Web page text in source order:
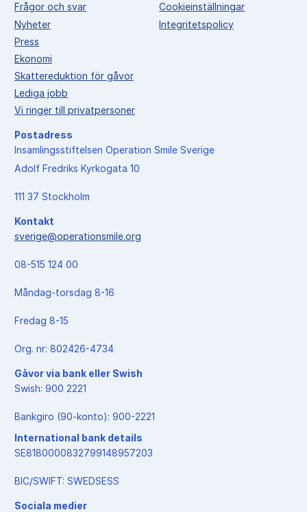
Frågor och svar
Nyheter
Press
Ekonomi
Skattereduktion för gåvor
Lediga jobb
Vi ringer till privatpersoner
Cookieinställningar
Integritetspolicy
Postadress
Insamlingsstiftelsen Operation Smile Sverige
Adolf Fredriks Kyrkogata 10
111 37 Stockholm
Kontakt
sverige@operationsmile.org
08-515 124 00
Måndag-torsdag 8-16
Fredag 8-15
Org. nr: 802426-4734
Gåvor via bank eller Swish
Swish: 900 2221
Bankgiro (90-konto): 900-2221
International bank details
SE8180000832799148957203
BIC/SWIFT: SWEDSESS
Sociala medier